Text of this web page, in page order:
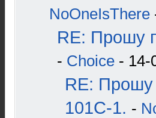
NoOneIsThere
RE: Прошу
- Choice - 14-
RE:
101С-1. -